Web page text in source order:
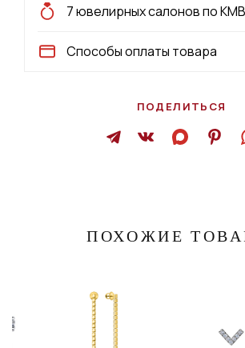
7 ювелирных салонов по КМВ
Способы оплаты товара
ПОДЕЛИТЬСЯ
ПОХОЖИЕ